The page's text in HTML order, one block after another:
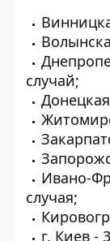
случай;
Ивано-
случая;
г. Киев -